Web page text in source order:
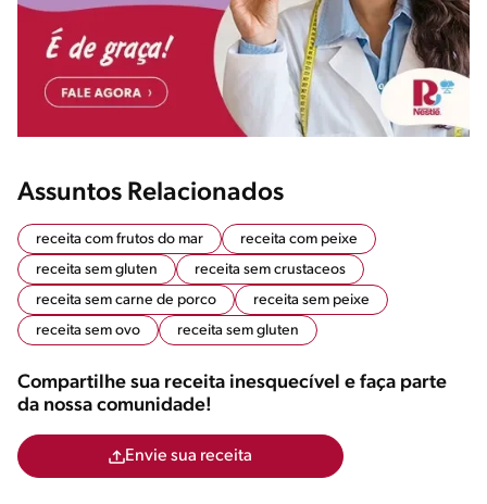
Assuntos Relacionados
receita com frutos do mar
receita com peixe
receita sem gluten
receita sem crustaceos
receita sem carne de porco
receita sem peixe
receita sem ovo
receita sem gluten
Compartilhe sua receita inesquecível e faça parte
da nossa comunidade!
Envie sua receita